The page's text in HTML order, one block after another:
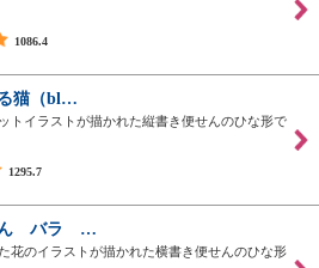
1086.4
猫（bl…
トイラストが描かれた縦書き便せんのひな形で
1295.7
ん バラ …
花のイラストが描かれた横書き便せんのひな形